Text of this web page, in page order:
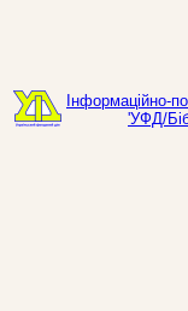
Інформаційно-
'УФД/